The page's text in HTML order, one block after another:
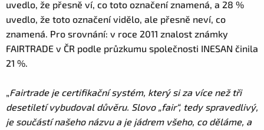
uvedlo, že přesně ví, co toto označení znamená, a 28 %
uvedlo, že toto označení vidělo, ale přesně neví, co
znamená. Pro srovnání: v roce 2011 znalost známky
FAIRTRADE v ČR podle průzkumu společnosti INESAN činila
21 %.
„Fairtrade je certifikační systém, který si za více než tři
desetiletí vybudoval důvěru. Slovo „fair“, tedy spravedlivý,
je součástí našeho názvu a je jádrem všeho, co děláme, a